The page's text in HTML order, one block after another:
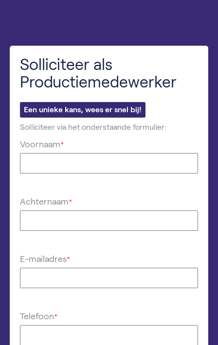
Solliciteer als
Productiemedewerker
Een unieke kans, wees er snel bij!
Solliciteer via het onderstaande formulier:
Voornaam*
Achternaam*
E-mailadres*
Telefoon*